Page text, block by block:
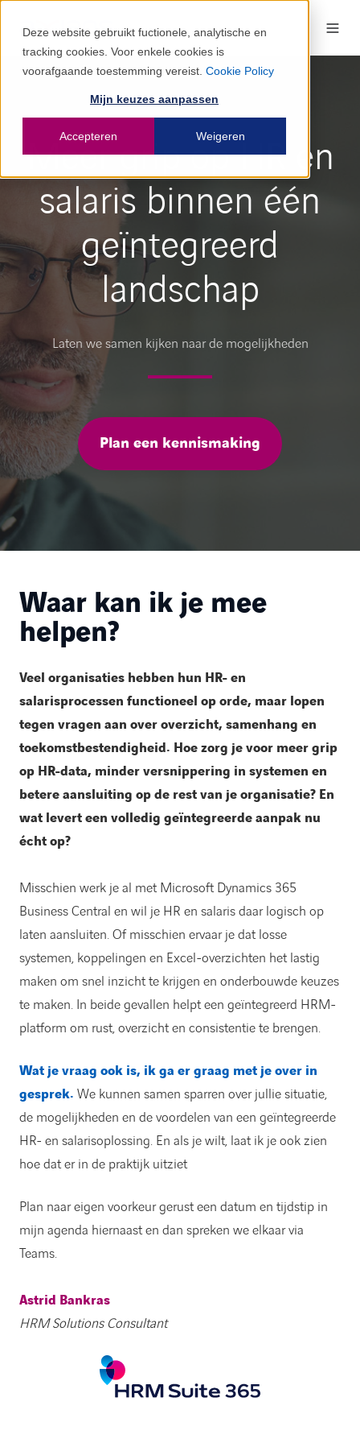
Deze website gebruikt fuctionele, analytische en
tracking cookies. Voor enkele cookies is
voorafgaande toestemming vereist. Cookie Policy
Mijn keuzes aanpassen
Accepteren Weigeren
Meer grip op HR en
salaris binnen één
geïntegreerd
landschap
Laten we samen kijken naar de mogelijkheden
Plan een kennismaking
Waar kan ik je mee
helpen?
Veel organisaties hebben hun HR- en
salarisprocessen functioneel op orde, maar lopen
tegen vragen aan over overzicht, samenhang en
toekomstbestendigheid. Hoe zorg je voor meer grip
op HR-data, minder versnippering in systemen en
betere aansluiting op de rest van je organisatie? En
wat levert een volledig geïntegreerde aanpak nu
écht op?
Misschien werk je al met Microsoft Dynamics 365
Business Central en wil je HR en salaris daar logisch op
laten aansluiten. Of misschien ervaar je dat losse
systemen, koppelingen en Excel-overzichten het lastig
maken om snel inzicht te krijgen en onderbouwde keuzes
te maken. In beide gevallen helpt een geïntegreerd HRM-
platform om rust, overzicht en consistentie te brengen.
Wat je vraag ook is, ik ga er graag met je over in
gesprek. We kunnen samen sparren over jullie situatie,
de mogelijkheden en de voordelen van een geïntegreerde
HR- en salarisoplossing. En als je wilt, laat ik je ook zien
hoe dat er in de praktijk uitziet
Plan naar eigen voorkeur gerust een datum en tijdstip in
mijn agenda hiernaast en dan spreken we elkaar via
Teams.
Astrid Bankras
HRM Solutions Consultant